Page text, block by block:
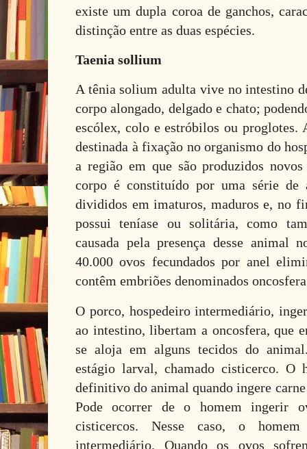
existe um dupla coroa de ganchos,
distinção entre as duas espécies.
Taenia sollium
A tênia solium adulta vive no intestino
corpo alongado, delgado e chato;
escólex, colo e estróbilos ou proglotes.
destinada à fixação no organismo do
a região em que são produzidos
corpo é constituído por uma série de
divididos em imaturos, maduros e, no
possui teníase ou solitária, como
causada pela presença desse animal
40.000 ovos fecundados por anel
contêm embriões denominados
O porco, hospedeiro intermediário,
ao intestino, libertam a oncosfera, que
se aloja em alguns tecidos do
estágio larval, chamado cisticerco. O
definitivo do animal quando ingere
Pode ocorrer de o homem ingerir
cisticercos. Nesse caso, o
intermediário. Quando os ovos